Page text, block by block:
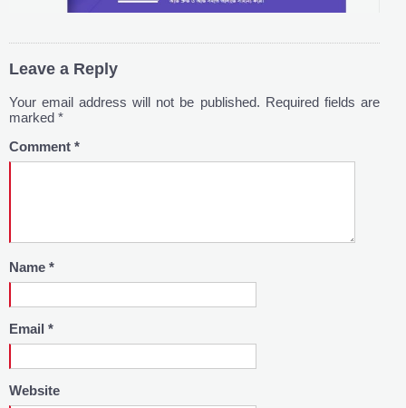
Leave a Reply
Your email address will not be published. Required fields are
marked *
Comment *
Name *
Email *
Website